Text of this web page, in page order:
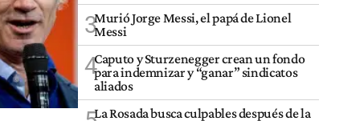
3Murió Jorge Messi, el papá de Lionel
Messi
4Caputo y Sturzenegger crean un fondo
para indemnizar y “ganar” sindicatos
aliados
La Rosada busca culpables después de la